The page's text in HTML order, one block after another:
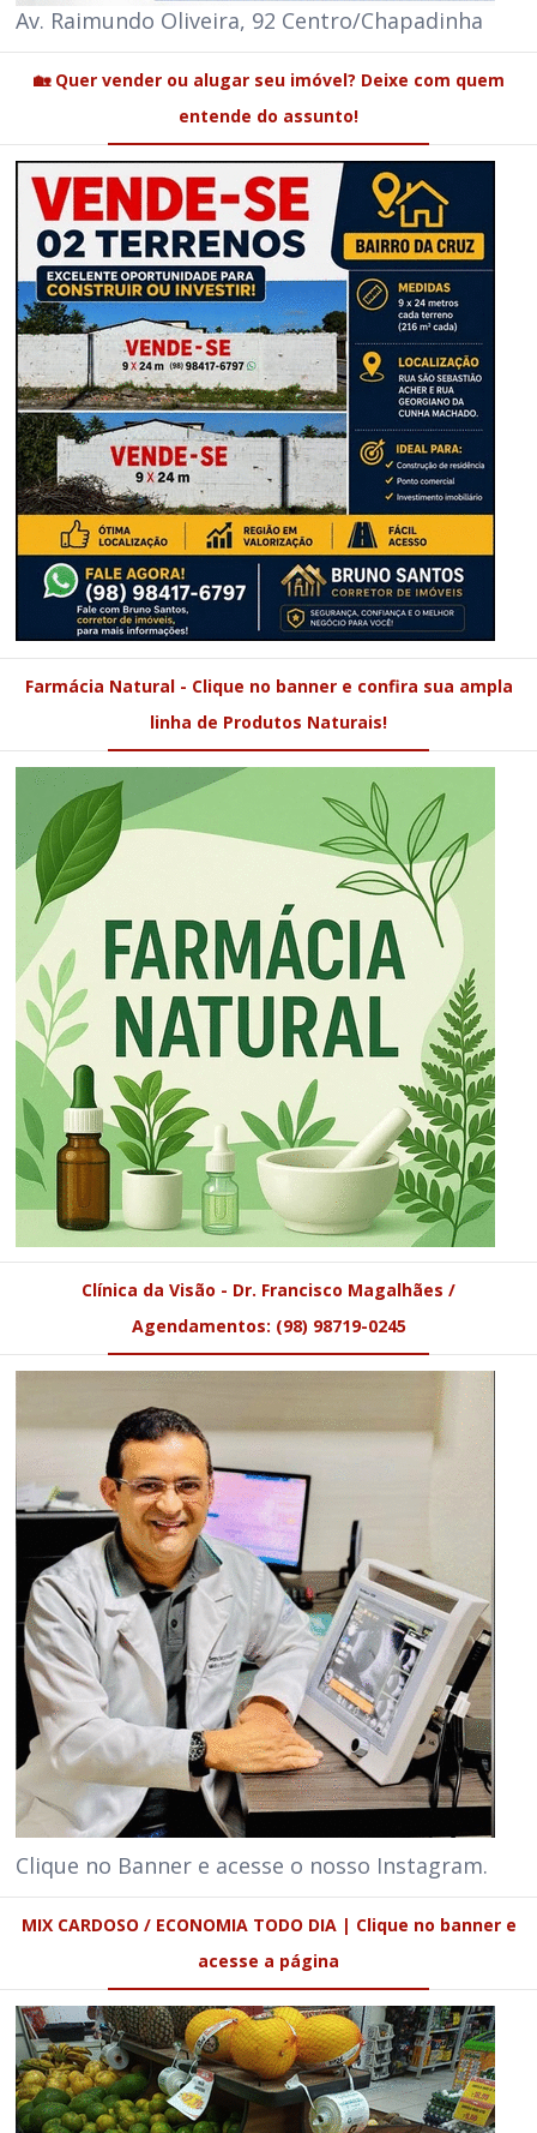
Av. Raimundo Oliveira, 92 Centro/Chapadinha
🏡 Quer vender ou alugar seu imóvel? Deixe com quem
entende do assunto!
Farmácia Natural - Clique no banner e confira sua ampla
linha de Produtos Naturais!
Clínica da Visão - Dr. Francisco Magalhães /
Agendamentos: (98) 98719-0245
Clique no Banner e acesse o nosso Instagram.
MIX CARDOSO / ECONOMIA TODO DIA | Clique no banner e
acesse a página